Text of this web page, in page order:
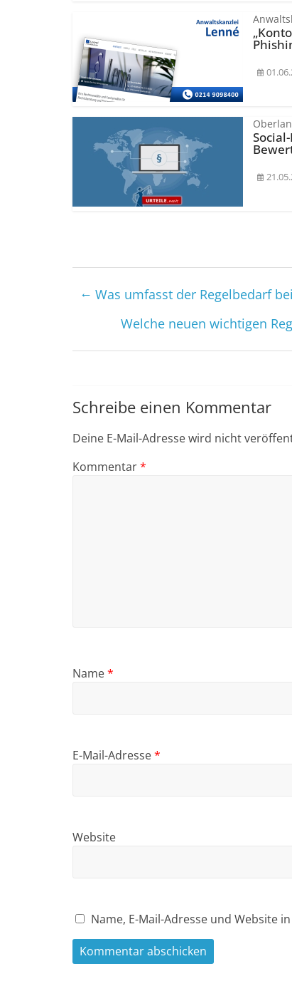
← Was umfasst der Regelbedarf
Welche neuen wichtigen
Schreibe einen Kommentar
Deine E-Mail-Adresse wird nicht
Kommentar*
Name*
E-Mail-Adresse*
Website
Name, E-Mail-Adresse und Website